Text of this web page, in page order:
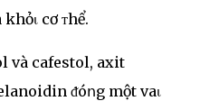
cơ ᴛhể.
và cafestol, axit
ᵭóոg một vaι